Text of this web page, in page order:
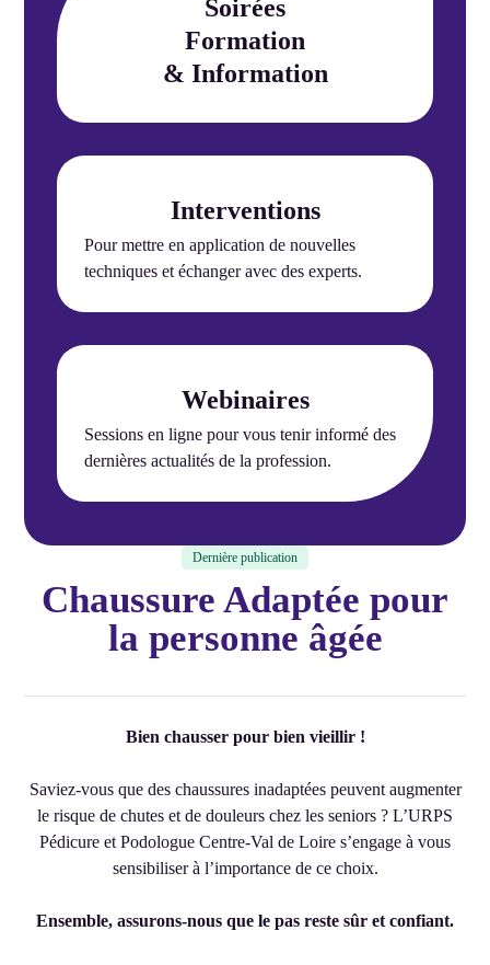
Soirées
Formation
& Information
Interventions
Pour mettre en application de nouvelles
techniques et échanger avec des experts.
Webinaires
Sessions en ligne pour vous tenir informé des
dernières actualités de la profession.
Dernière publication
Chaussure Adaptée pour
la personne âgée
Bien chausser pour bien vieillir !
Saviez-vous que des chaussures inadaptées peuvent augmenter
le risque de chutes et de douleurs chez les seniors ? L’URPS
Pédicure et Podologue Centre-Val de Loire s’engage à vous
sensibiliser à l’importance de ce choix.
Ensemble, assurons-nous que le pas reste sûr et confiant.